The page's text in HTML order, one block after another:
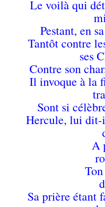
Le voilà qui
Pestant, en
Tantôt contre
ses
Contre son
Il invoque à la
Sont si
Hercule, lui
A porté
Ton bras
Sa prière étant